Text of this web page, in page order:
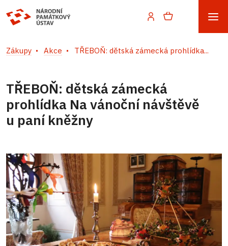
Zákupy Akce TŘEBOŇ: dětská zámecká prohlídka...
TŘEBOŇ: dětská zámecká
prohlídka Na vánoční návštěvě
u paní kněžny